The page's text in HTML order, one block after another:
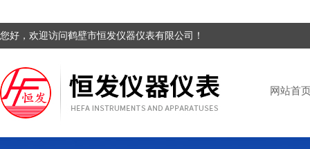
您好，欢迎访问鹤壁市恒发仪器仪表有限公司！
网站首